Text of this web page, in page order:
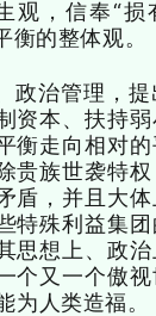
观，信奉“损
的整体观。
政治管理，提
资本、扶持
衡走向相对
贵族世袭特
盾，并且大
特殊利益集
思想上、政治
个又一个傲
人类造福。